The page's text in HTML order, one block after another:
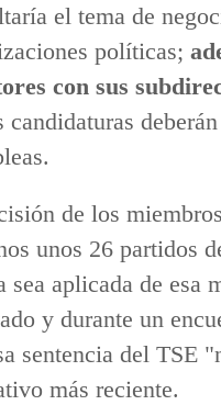
el tema de
políticas;
con sus
candidaturas
de los
unos 26 partidos
sea aplicada de esa
y durante un
sentencia del TSE
más reciente.